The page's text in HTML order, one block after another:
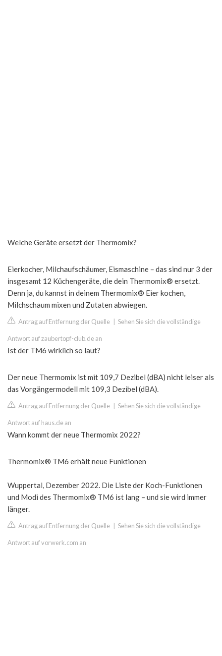
Welche Geräte ersetzt der Thermomix?
Eierkocher, Milchaufschäumer, Eismaschine – das sind nur 3 der
insgesamt 12 Küchengeräte, die dein Thermomix® ersetzt.
Denn ja, du kannst in deinem Thermomix® Eier kochen,
Milchschaum mixen und Zutaten abwiegen.
Antrag auf Entfernung der Quelle Sehen Sie sich die vollständige
Antwort auf zaubertopf-club.de an
Ist der TM6 wirklich so laut?
Der neue Thermomix ist mit 109,7 Dezibel (dBA) nicht leiser als
das Vorgängermodell mit 109,3 Dezibel (dBA).
Antrag auf Entfernung der Quelle Sehen Sie sich die vollständige
Antwort auf haus.de an
Wann kommt der neue Thermomix 2022?
Thermomix® TM6 erhält neue Funktionen
Wuppertal, Dezember 2022. Die Liste der Koch-Funktionen
und Modi des Thermomix® TM6 ist lang – und sie wird immer
länger.
Antrag auf Entfernung der Quelle Sehen Sie sich die vollständige
Antwort auf vorwerk.com an